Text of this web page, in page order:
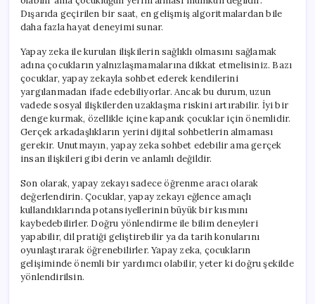
Dışarıda geçirilen bir saat, en gelişmiş algoritmalardan bile
daha fazla hayat deneyimi sunar.
Yapay zeka ile kurulan ilişkilerin sağlıklı olmasını sağlamak
adına çocukların yalnızlaşmamalarına dikkat etmelisiniz. Bazı
çocuklar, yapay zekayla sohbet ederek kendilerini
yargılanmadan ifade edebiliyorlar. Ancak bu durum, uzun
vadede sosyal ilişkilerden uzaklaşma riskini artırabilir. İyi bir
denge kurmak, özellikle içine kapanık çocuklar için önemlidir.
Gerçek arkadaşlıkların yerini dijital sohbetlerin almaması
gerekir. Unutmayın, yapay zeka sohbet edebilir ama gerçek
insan ilişkileri gibi derin ve anlamlı değildir.
Son olarak, yapay zekayı sadece öğrenme aracı olarak
değerlendirin. Çocuklar, yapay zekayı eğlence amaçlı
kullandıklarında potansiyellerinin büyük bir kısmını
kaybedebilirler. Doğru yönlendirme ile bilim deneyleri
yapabilir, dil pratiği geliştirebilir ya da tarih konularını
oyunlaştırarak öğrenebilirler. Yapay zeka, çocukların
gelişiminde önemli bir yardımcı olabilir, yeter ki doğru şekilde
yönlendirilsin.